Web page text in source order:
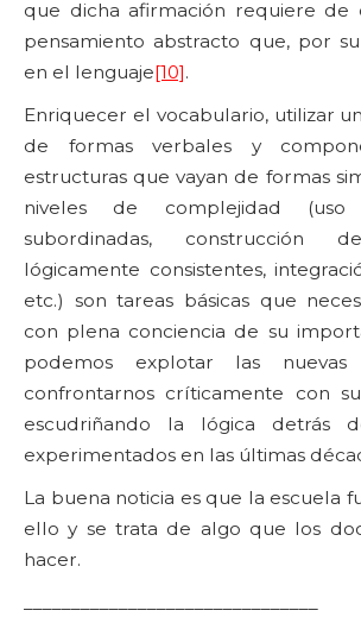
que dicha afirmación requiere de
pensamiento abstracto que, por
en el lenguaje[10].
Enriquecer el vocabulario, utilizar
de formas verbales y
estructuras que vayan de formas
niveles de complejidad (uso
subordinadas, construcción
lógicamente consistentes,
etc.) son tareas básicas que
con plena conciencia de su
podemos explotar las nuevas
confrontarnos críticamente con
escudriñando la lógica detrás
experimentados en las últimas
La buena noticia es que la escuela
ello y se trata de algo que los
hacer.